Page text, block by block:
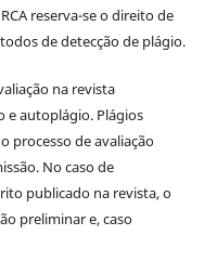
reserva-se o direito de
de detecção de plágio.
na revista
e autoplágio. Plágios
processo de avaliação
No caso de
publicado na revista, o
preliminar e, caso